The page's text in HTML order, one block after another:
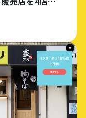
てみたいと考え